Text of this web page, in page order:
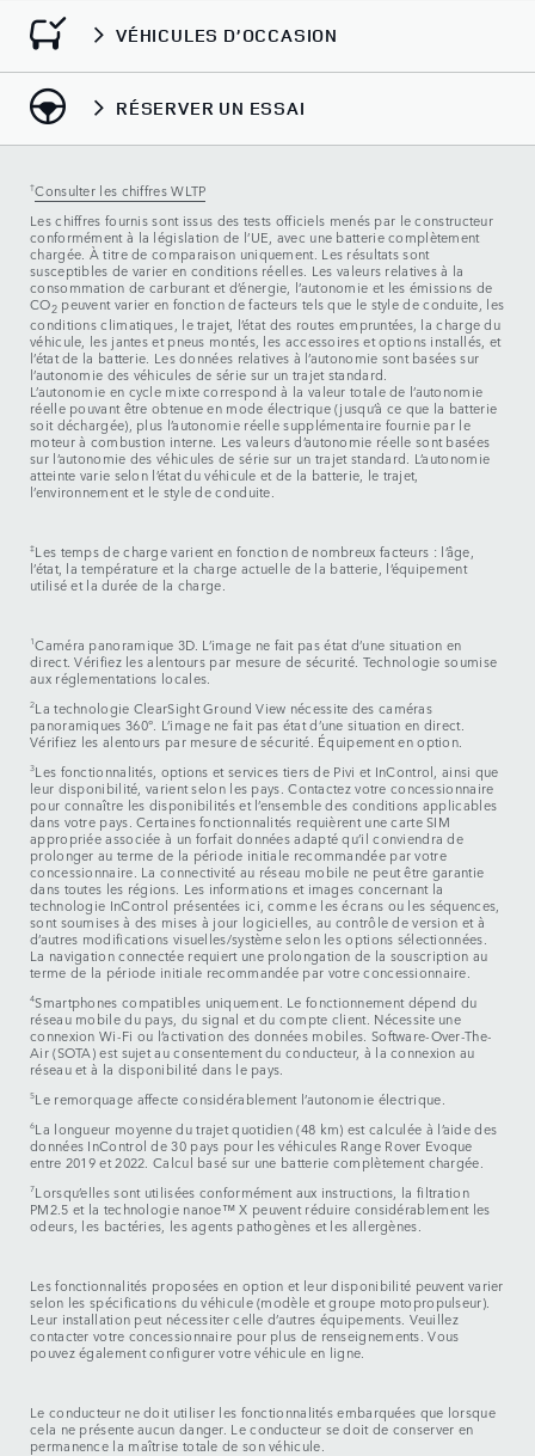
VÉHICULES D’OCCASION
RÉSERVER UN ESSAI
†Consulter les chiffres WLTP
Les chiffres fournis sont issus des tests officiels menés par le constructeur
conformément à la législation de l’UE, avec une batterie complètement
chargée. À titre de comparaison uniquement. Les résultats sont
susceptibles de varier en conditions réelles. Les valeurs relatives à la
consommation de carburant et d’énergie, l’autonomie et les émissions de
CO2peuvent varier en fonction de facteurs tels que le style de conduite, les
conditions climatiques, le trajet, l’état des routes empruntées, la charge du
véhicule, les jantes et pneus montés, les accessoires et options installés, et
l’état de la batterie. Les données relatives à l’autonomie sont basées sur
l’autonomie des véhicules de série sur un trajet standard.
L’autonomie en cycle mixte correspond à la valeur totale de l’autonomie
réelle pouvant être obtenue en mode électrique (jusqu’à ce que la batterie
soit déchargée), plus l’autonomie réelle supplémentaire fournie par le
moteur à combustion interne. Les valeurs d’autonomie réelle sont basées
sur l’autonomie des véhicules de série sur un trajet standard. L’autonomie
atteinte varie selon l’état du véhicule et de la batterie, le trajet,
l’environnement et le style de conduite.
‡Les temps de charge varient en fonction de nombreux facteurs : l’âge,
l’état, la température et la charge actuelle de la batterie, l’équipement
utilisé et la durée de la charge.
1Caméra panoramique 3D. L’image ne fait pas état d’une situation en
direct. Vérifiez les alentours par mesure de sécurité. Technologie soumise
aux réglementations locales.
2La technologie ClearSight Ground View nécessite des caméras
panoramiques 360°. L’image ne fait pas état d’une situation en direct.
Vérifiez les alentours par mesure de sécurité. Équipement en option.
3Les fonctionnalités, options et services tiers de Pivi et InControl, ainsi que
leur disponibilité, varient selon les pays. Contactez votre concessionnaire
pour connaître les disponibilités et l’ensemble des conditions applicables
dans votre pays. Certaines fonctionnalités requièrent une carte SIM
appropriée associée à un forfait données adapté qu’il conviendra de
prolonger au terme de la période initiale recommandée par votre
concessionnaire. La connectivité au réseau mobile ne peut être garantie
dans toutes les régions. Les informations et images concernant la
technologie InControl présentées ici, comme les écrans ou les séquences,
sont soumises à des mises à jour logicielles, au contrôle de version et à
d’autres modifications visuelles/système selon les options sélectionnées.
La navigation connectée requiert une prolongation de la souscription au
terme de la période initiale recommandée par votre concessionnaire.
4Smartphones compatibles uniquement. Le fonctionnement dépend du
réseau mobile du pays, du signal et du compte client. Nécessite une
connexion Wi-Fi ou l’activation des données mobiles. Software-Over-The-
Air (SOTA) est sujet au consentement du conducteur, à la connexion au
réseau et à la disponibilité dans le pays.
5Le remorquage affecte considérablement l’autonomie électrique.
6La longueur moyenne du trajet quotidien (48 km) est calculée à l’aide des
données InControl de 30 pays pour les véhicules Range Rover Evoque
entre 2019 et 2022. Calcul basé sur une batterie complètement chargée.
7Lorsqu’elles sont utilisées conformément aux instructions, la filtration
PM2.5 et la technologie nanoe™ X peuvent réduire considérablement les
odeurs, les bactéries, les agents pathogènes et les allergènes.
Les fonctionnalités proposées en option et leur disponibilité peuvent varier
selon les spécifications du véhicule (modèle et groupe motopropulseur).
Leur installation peut nécessiter celle d’autres équipements. Veuillez
contacter votre concessionnaire pour plus de renseignements. Vous
pouvez également configurer votre véhicule en ligne.
Le conducteur ne doit utiliser les fonctionnalités embarquées que lorsque
cela ne présente aucun danger. Le conducteur se doit de conserver en
permanence la maîtrise totale de son véhicule.